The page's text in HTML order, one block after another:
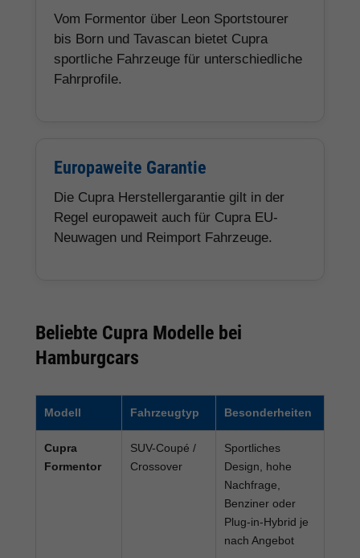
Vom Formentor über Leon Sportstourer
bis Born und Tavascan bietet Cupra
sportliche Fahrzeuge für unterschiedliche
Fahrprofile.
Europaweite Garantie
Die Cupra Herstellergarantie gilt in der
Regel europaweit auch für Cupra EU-
Neuwagen und Reimport Fahrzeuge.
Beliebte Cupra Modelle bei
Hamburgcars
Modell Fahrzeugtyp Besonderheiten
Cupra
Formentor
SUV-Coupé /
Crossover
Sportliches
Design, hohe
Nachfrage,
Benziner oder
Plug-in-Hybrid je
nach Angebot